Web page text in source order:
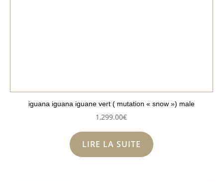
iguana iguana iguane vert ( mutation « snow ») male
1,299.00€
LIRE LA SUITE